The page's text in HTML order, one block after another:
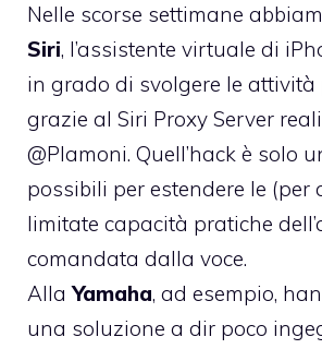
Nelle scorse settimane
Siri, l’assistente virtuale di
in grado di svolgere le
grazie al Siri Proxy Server
@Plamoni. Quell’hack è solo
possibili per estendere le (per
limitate capacità pratiche
comandata dalla voce.
Alla Yamaha, ad esempio,
una soluzione a dir poco